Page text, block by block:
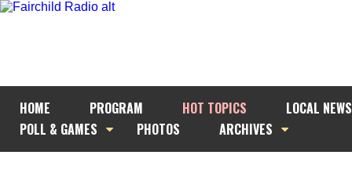
HOME PROGRAM HOT TOPICS
LOCAL NEWS
POLL & GAMES
PHOTOS ARCHIVES